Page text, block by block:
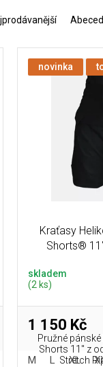
novinka
Kraťasy
Shorts®
skladem
(2 ks)
1 150 Kč
Pružné
Shorts 11″ z
Stretch
M L XL